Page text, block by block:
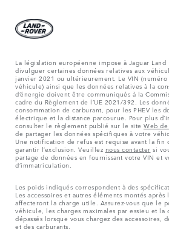
La législation européenne impose à Jaguar
divulguer certaines données relatives aux
janvier 2021 ou ultérieurement. Le VIN (numéro
véhicule) ainsi que les données relatives à la
d’énergie doivent être communiqués à la
cadre du Règlement de l’UE 2021/392. Les
consommation de carburant, pour les PHEV les
électrique et la distance parcourue. Pour plus
consulter le règlement publié sur le site Web de
de partager les données spécifiques à votre
Une notification de refus est requise avant la fin
garantir l’exclusion. Veuillez nous contacter si
partage de données en fournissant votre VIN et
d’immatriculation.
Les poids indiqués correspondent à des
Les accessoires et autres éléments montés
affecteront la charge utile. Assurez-vous que le
véhicule, les charges maximales par essieu et la
dépassés lorsque vous chargez des accessoires,
et des carburants.